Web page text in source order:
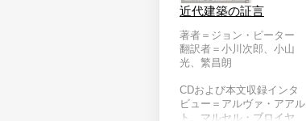
近代建築の証言
著者＝ジョン・ピーター
翻訳者＝小川次郎、小山
光、繁昌朗
CDおよび本文収録インタ
ビュー＝アルヴァ・アアル
ト、マルセル・ブロイヤ